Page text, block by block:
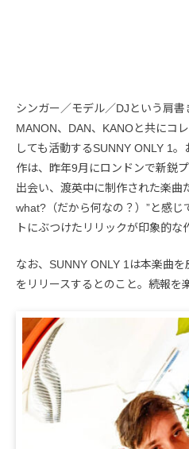
シンガー／モデル／DJという肩
MANON、DAN、KANOと共にコ
しても活動するSUNNY ONLY 1
作は、昨年9月にロンドンで新鋭
出会い、渡英中に制作された楽曲
what?（だから何なの？）”と感
トにぶつけたリリックが印象的な
なお、SUNNY ONLY 1は本楽曲
をリリースするとのこと。続報を